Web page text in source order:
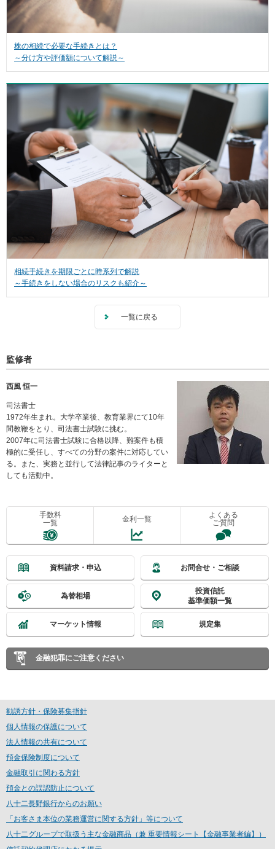
株の相続で必要な手続きとは？
～分け方や評価額について解説～
相続手続きを期限ごとに時系列で解説
～手続きをしない場合のリスクも紹介～
一覧に戻る
監修者
西風 恒一
司法書士
1972年生まれ。大学卒業後、教育業界にて10年
間教鞭をとり、司法書士試験に挑む。
2007年に司法書士試験に合格以降、難案件も積
極的に受任し、すべての分野の案件に対応してい
る。また、実務と並行して法律記事のライターと
しても活動中。
手数料
一覧
金利一覧
よくある
ご質問
資料請求・申込 お問合せ・ご相談
為替相場
投資信託
基準価額一覧
マーケット情報 規定集
金融犯罪にご注意ください
勧誘方針・保険募集指針
個人情報の保護について
法人情報の共有について
預金保険制度について
金融取引に関わる方針
預金との誤認防止について
八十二長野銀行からのお願い
「お客さま本位の業務運営に関する方針」等について
八十二グループで取扱う主な金融商品（兼 重要情報シート【金融事業者編】）